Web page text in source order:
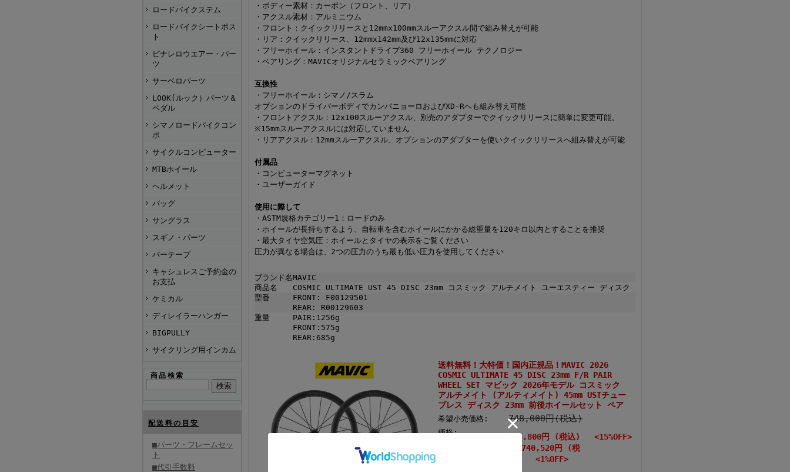
ロードバイクステム
ロードバイクシートポス
ト
ピナレロウエアー・パー
ツ
サーベロパーツ
LOOK(ルック）パーツ＆
ペダル
シマノロードバイクコン
ポ
サイクルコンピューター
MTBホイール
ヘルメット
バッグ
サングラス
スギノ・パーツ
バーテープ
キャシュレスご予約金の
お支払
ケミカル
ディレイラーハンガー
BIGPULLY
サイクリング用インカム
商品検索
配送料の目安
■パーツ・フレームセッ
ト
■代引手数料
・ボディー素材：カーボン（フロント、リア）
・アクスル素材：アルミニウム
・フロント：クイックリリースと12mmx100mmスルーアクスル間で組み替えが可能
・リア：クイックリリース、12mmx142mm及び12x135mmに対応
・フリーホイール：インスタントドライブ360 フリーホイール テクノロジー
・ベアリング：MAVICオリジナルセラミックベアリング
互換性
・フリーホイール：シマノ/スラム
オプションのドライバーボディでカンパニョーロおよびXD-Rへも組み替え可能
・フロントアクスル：12x100スルーアクスル、別売のアダプターでクイックリリースに簡単に変更可能。
※15mmスルーアクスルには対応していません
・リアアクスル：12mmスルーアクスル、オプションのアダプターを使いクイックリリースへ組み替えが可能
付属品
・コンピューターマグネット
・ユーザーガイド
使用に際して
・ASTM規格カテゴリー1：ロードのみ
・ホイールが長持ちするよう、自転車を含むホイールにかかる総重量を120キロ以内とすることを推奨
・最大タイヤ空気圧：ホイールとタイヤの表示をご覧ください
圧力が異なる場合は、2つの圧力のうち最も低い圧力を使用してください
ブランド名MAVIC
商品名
COSMIC ULTIMATE UST 45 DISC 23mm コスミック アルチメイト ユーエスティー ディスク
型番
FRONT: F00129501
REAR: R00129603
重量
PAIR:1256g
FRONT:575g
REAR:685g
送料無料！大特価！国内正規品！MAVIC 2026
COSMIC ULTIMATE 45 DISC 23mm F/R PAIR
WHEEL SET マビック 2026年モデル コスミック
アルチメイト (アルティメイト) 45mm USTチュー
ブレス ディスク 23mm 前後ホイールセット ペア
希望小売価格: 748,000円(税込)
価格:
635,800円 (税込) <15%OFF>
740,520円 (税
込) <1%OFF>